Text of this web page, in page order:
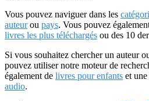
Vous pouvez naviguer dans les
auteurou pays. Vous pouvez
livres les plus téléchargés ou des 10
Si vous souhaitez chercher un auteur
pouvez utiliser notre moteur de
également de livres pour enfants et
audio.